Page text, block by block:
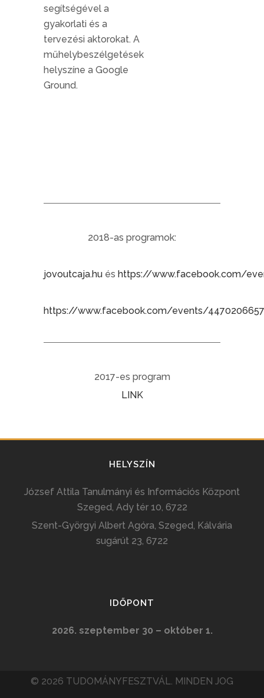
segítségével a
gyakorlati és a
tervezési aktorokat. A
műhelybeszélgetések
helyszíne a Google
Ground.
2018-as programok:
jovoutcaja.hu és https://www.facebook.com/
https://www.facebook.com/events/
2017-es program
LINK
HELYSZÍN
József Attila Tanulmányi és Információs Központ
Szeged, Ady tér 10, 6722
Szent-Györgyi Albert Agóra, Szeged, Kálvária
sugárút 23, 6722
IDŐPONT
2026. szeptember 30 – október 1.
© 2026 TUDOMÁNYFESZTVÁL. MINDEN JOG